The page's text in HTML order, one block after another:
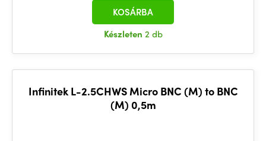
Készleten 2 db
KOSÁRBA
Infinitek L-2.5CHWS Micro BNC (M) to BNC
(M) 0,5m